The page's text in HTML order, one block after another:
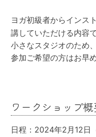
ヨガ初級者からインス
講していただける内容で
小さなスタジオのため
参加ご希望の方はお早
ワークショップ
日程：2024年2月12日